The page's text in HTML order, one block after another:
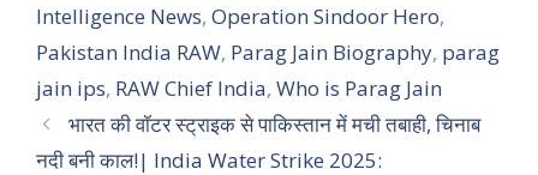
Intelligence News, Operation Sindoor Hero,
Pakistan India RAW, Parag Jain Biography, parag
jain ips, RAW Chief India, Who is Parag Jain
भारत की वॉटर स्ट्राइक से पाकिस्तान में मची तबाही, चिनाब
नदी बनी काल!| India Water Strike 2025: